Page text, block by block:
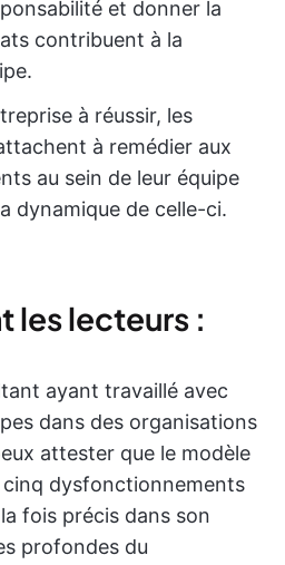
et donner la
contribuent à la
à réussir, les
à remédier aux
au sein de leur équipe
dynamique de celle-ci.
les lecteurs :
ayant travaillé avec
dans des organisations
attester que le modèle
cinq dysfonctionnements
fois précis dans son
profondes du